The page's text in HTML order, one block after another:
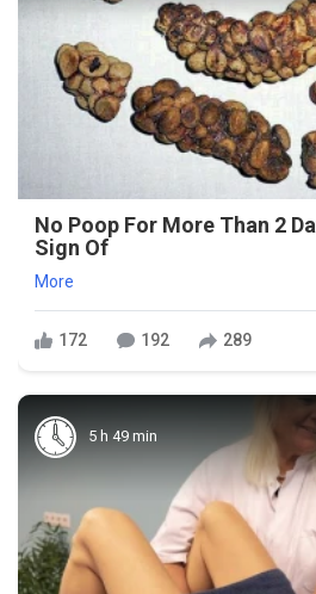
No Poop For More Than 2
Sign Of
More
172 192 289
5 h 49 min